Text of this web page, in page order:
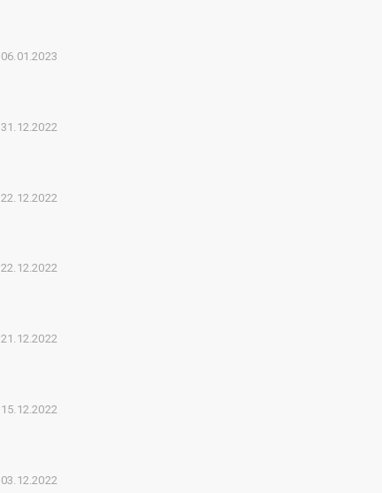
06.01.2023
31.12.2022
22.12.2022
22.12.2022
21.12.2022
15.12.2022
03.12.2022